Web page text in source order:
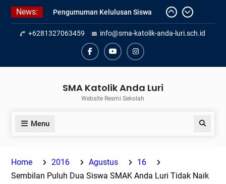
Skip
content
News:
Kelas XII SMAK Anda Luri
Pelantikan Pengurus Osis SMAK
Anda Luri
Penilaian Sumatif Akhir Tahun
Semester Genap 2025/2026
+6281327063459 info@sma-katolik-anda-luri.sch.id
FacebookYoutubeInstagram
SMA Katolik Anda Luri
Website Resmi Sekolah
Menu Search
Home 2016 Agustus
16
Sembilan Puluh Dua Siswa SMAK Anda Luri Tidak Naik